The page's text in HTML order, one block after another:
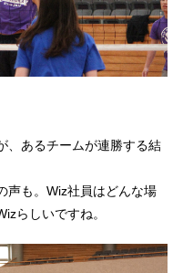
、あるチームが連勝する結
声も。Wiz社員はどんな場
らしいですね。